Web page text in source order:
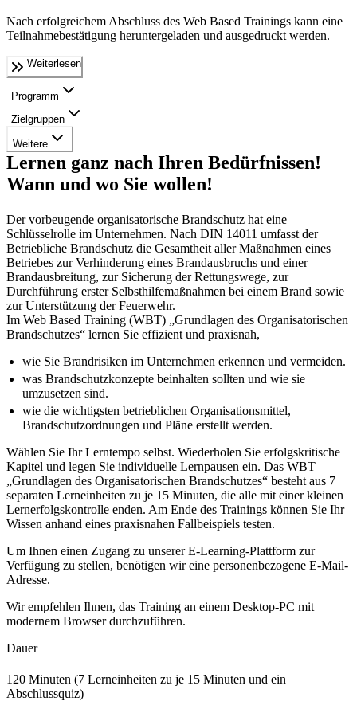
Nach erfolgreichem Abschluss des Web Based Trainings kann eine
Teilnahmebestätigung heruntergeladen und ausgedruckt werden.
Weiterlesen
Programm
Zielgruppen
Weitere
Lernen ganz nach Ihren Bedürfnissen!
Wann und wo Sie wollen!
Der vorbeugende organisatori­sche Brandschutz hat eine
Schlüsselrolle im Unternehmen. Nach DIN 14011 umfasst der
Betriebliche Brandschutz die Gesamtheit aller Maßnahmen eines
Betrie­bes zur Verhinderung eines Brandausbruchs und einer
Brandausbreitung, zur Sicherung der Rettungswege, zur
Durchführung erster Selbsthilfemaßnahmen bei einem Brand sowie
zur Unterstützung der Feuerwehr.
Im Web Based Training (WBT) „Grundlagen des Organisatorischen
Brandschutzes“ lernen Sie effizient und praxisnah,
wie Sie Brandrisiken im Unternehmen erkennen und vermeiden.
was Brandschutzkonzepte beinhalten sollten und wie sie
umzusetzen sind.
wie die wichtigsten betrieblichen Organisationsmittel,
Brandschutzordnungen und Pläne erstellt werden.
Wählen Sie Ihr Lerntempo selbst. Wiederholen Sie erfolgskritische
Kapitel und legen Sie individuelle Lernpausen ein. Das WBT
„Grundlagen des Organisatorischen Brandschutzes“ besteht aus 7
separaten Lerneinheiten zu je 15 Minuten, die alle mit einer kleinen
Lernerfolgskontrolle enden. Am Ende des Trainings können Sie Ihr
Wissen anhand eines praxisnahen Fallbeispiels testen.
Um Ihnen einen Zugang zu unserer E-Learning-Plattform zur
Verfügung zu stellen, benötigen wir eine personenbezogene E-Mail-
Adresse.
Wir empfehlen Ihnen, das Training an einem Desktop-PC mit
modernem Browser durchzuführen.
Dauer
120 Minuten (7 Lerneinheiten zu je 15 Minuten und ein
Abschlussquiz)